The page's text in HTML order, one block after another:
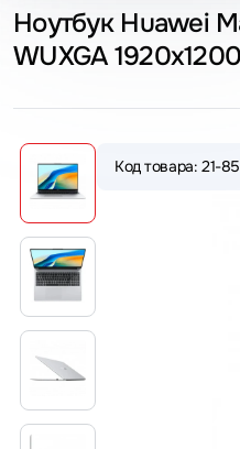
Ноутбук Huawei
WUXGA
Код товара: 21-85